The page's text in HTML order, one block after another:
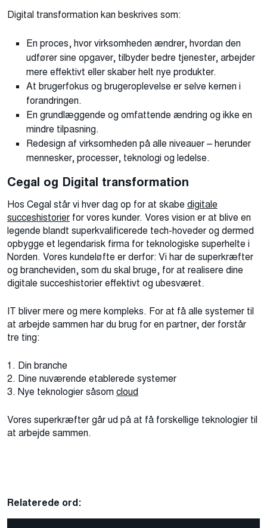
Digital transformation kan beskrives som:
En proces, hvor virksomheden ændrer, hvordan den
udfører sine opgaver, tilbyder bedre tjenester, arbejder
mere effektivt eller skaber helt nye produkter.
At brugerfokus og brugeroplevelse er selve kernen i
forandringen.
En grundlæggende og omfattende ændring og ikke en
mindre tilpasning.
Redesign af virksomheden på alle niveauer – herunder
mennesker, processer, teknologi og ledelse.
Cegal og Digital transformation
Hos Cegal står vi hver dag op for at skabe digitale
succeshistorier for vores kunder. Vores vision er at blive en
legende blandt superkvalificerede tech-hoveder og dermed
opbygge et legendarisk firma for teknologiske superhelte i
Norden. Vores kundeløfte er derfor: Vi har de superkræfter
og brancheviden, som du skal bruge, for at realisere dine
digitale succeshistorier effektivt og ubesværet.
IT bliver mere og mere kompleks. For at få alle systemer til
at arbejde sammen har du brug for en partner, der forstår
tre ting:
1. Din branche
2. Dine nuværende etablerede systemer
3. Nye teknologier såsom cloud
Vores superkræfter går ud på at få forskellige teknologier til
at arbejde sammen.
Relaterede ord: